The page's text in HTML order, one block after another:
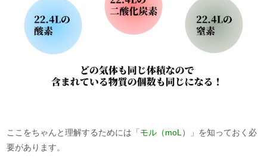
ここをちゃんと理解するためには「モル（moL）
」を知っておく必
要があります。